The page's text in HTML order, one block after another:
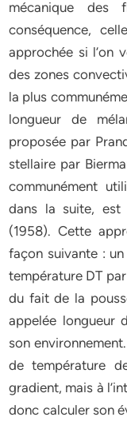
mécanique des
conséquence,
approchée si l’on
des zones
la plus
longueur de
proposée par
stellaire par
communément
dans la suite, est
(1958). Cette
façon suivante :
température DT
du fait de la
appelée longueur
son
de température
gradient, mais à
donc calculer son